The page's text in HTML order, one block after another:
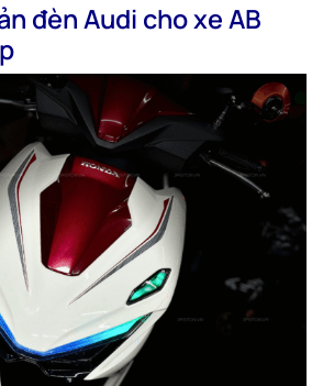
đèn Audi cho xe AB